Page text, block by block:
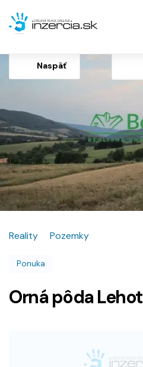
Naspäť
Reality Pozemky
Ponuka
Orná pôda